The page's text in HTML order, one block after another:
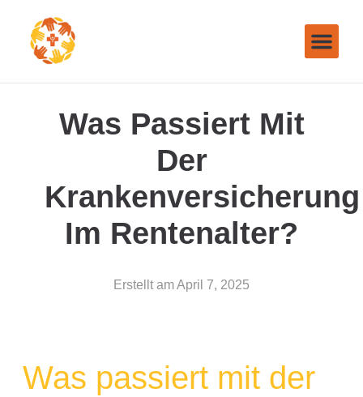
Was Passiert Mit
Der
Krankenversicherung
Im Rentenalter?
Erstellt amApril 7, 2025
Was passiert mit der